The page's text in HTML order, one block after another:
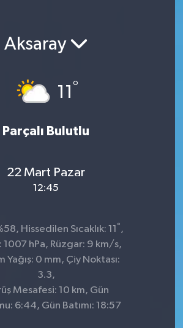
Aksaray
11°
Parçalı Bulutlu
22 Mart Pazar
12:45
Hissedilen Sıcaklık: 11 ° ,
1007 hPa, Rüzgar: 9 km/s,
Yağış: 0 mm, Çiy Noktası:
3.3,
Mesafesi: 10 km, Gün
6:44, Gün Batımı: 18:57